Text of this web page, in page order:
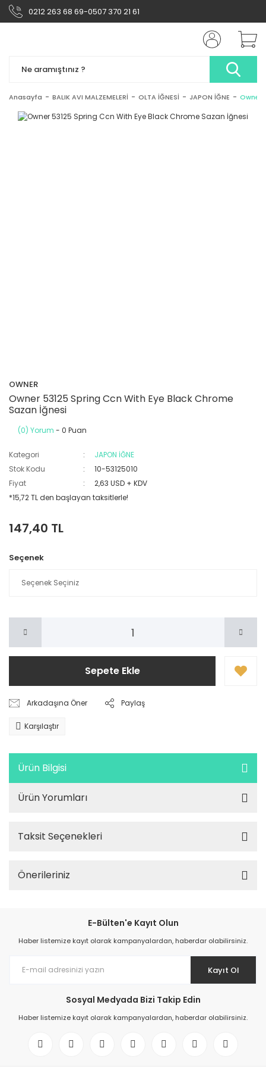
0212 263 68 69-0507 370 21 61
Anasayfa BALIK AVI MALZEMELERİ OLTA İĞNESİ JAPON İĞNE Owner
OWNER
Owner 53125 Spring Ccn With Eye Black Chrome
Sazan İğnesi
(0) Yorum - 0 Puan
Kategori
JAPON İĞNE
Stok Kodu
10-53125010
Fiyat
2,63 USD + KDV
*15,72 TL den başlayan taksitlerle!
147,40 TL
Seçenek
Sepete Ekle
Arkadaşına Öner Paylaş
Karşılaştır
Ürün Bilgisi
Ürün Yorumları
Taksit Seçenekleri
Önerileriniz
E-Bülten'e Kayıt Olun
Haber listemize kayıt olarak kampanyalardan, haberdar olabilirsiniz.
Kayıt Ol
Sosyal Medyada Bizi Takip Edin
Haber listemize kayıt olarak kampanyalardan, haberdar olabilirsiniz.